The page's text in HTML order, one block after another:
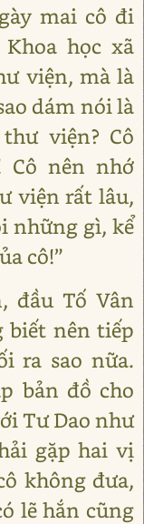
mai cô đi
học xã
viện, mà là
dám nói là
viện? Cô
Cô nên nhớ
viện rất lâu,
những gì, kể
cô!”
đầu Tố Vân
biết nên tiếp
ra sao nữa.
bản đồ cho
Tư Dao như
gặp hai vị
không đưa,
lẽ hắn cũng